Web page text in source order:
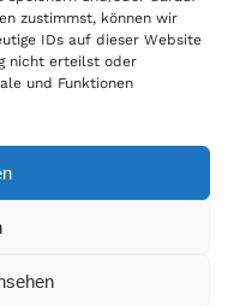
zustimmst, können wir
IDs auf dieser Website
nicht erteilst oder
und Funktionen
im Händlerbund
|Datenschutz|Cookie
Versand